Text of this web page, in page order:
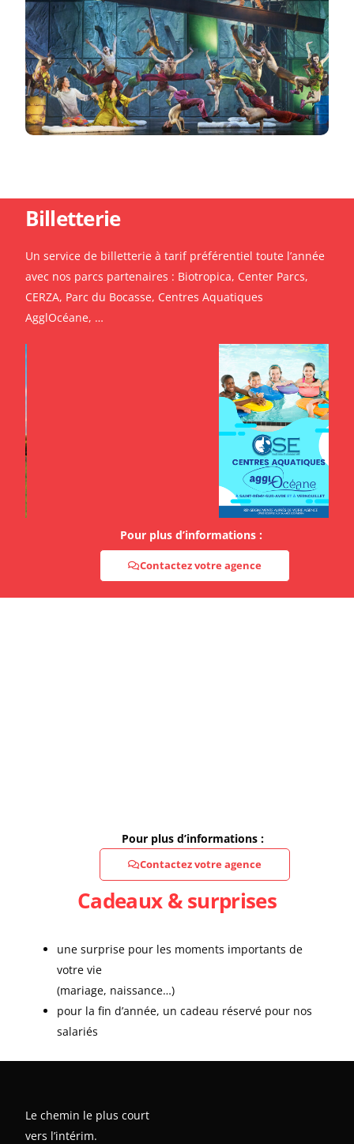
Billetterie
Un service de billetterie à tarif préférentiel toute l’année
avec nos parcs partenaires : Biotropica, Center Parcs,
CERZA, Parc du Bocasse, Centres Aquatiques
AgglOcéane, …
Pour plus d’informations :
Contactez votre agence
Pour plus d’informations :
Contactez votre agence
Cadeaux & surprises
une surprise pour les moments importants de
votre vie
(mariage, naissance…)
pour la fin d’année, un cadeau réservé pour nos
salariés
Le chemin le plus court
vers l’intérim.